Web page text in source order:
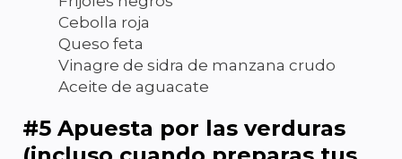
Cebolla roja
Queso feta
Vinagre de sidra de manzana crudo
Aceite de aguacate
#5 Apuesta por las verduras